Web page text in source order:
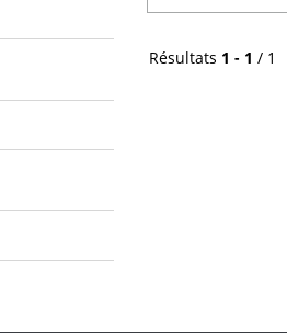
Résultats 1 - 1 / 1